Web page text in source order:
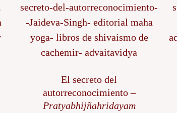
El secreto del
autorreconocimiento –
Pratyabhijñahridayam